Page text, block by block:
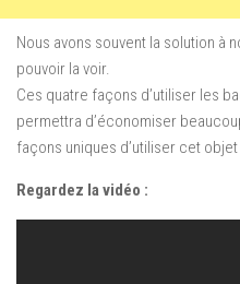
Nous avons souvent la solution à
pouvoir la voir.
Ces quatre façons d’utiliser les
permettra d’économiser
façons uniques d’utiliser cet
Regardez la vidéo :